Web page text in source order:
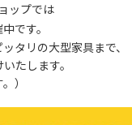
ップでは
です。
タリの大型家具まで、
たします。
）